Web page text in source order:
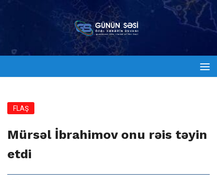
FLAŞ
Mürsəl İbrahimov onu rəis təyin
etdi